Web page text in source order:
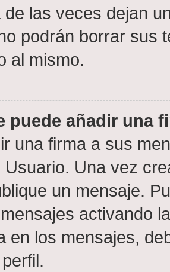
de las veces dejan
podrán borrar sus
al mismo.
puede añadir una
una firma a sus
Usuario. Una vez
un mensaje.
activando
en los mensajes,